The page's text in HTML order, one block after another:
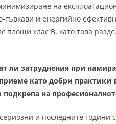
на
гъвкави и енергийно
площи клас B, като това
ли затруднения при
като добри
на
и последните години